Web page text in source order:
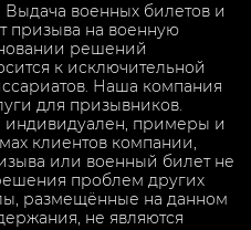
военных билетов и
призыва на военную
решений
к исключительной
Наша компания
для призывников.
индивидуален, примеры и
клиентов компании,
или военный билет не
проблем других
размещённые на данном
не являются